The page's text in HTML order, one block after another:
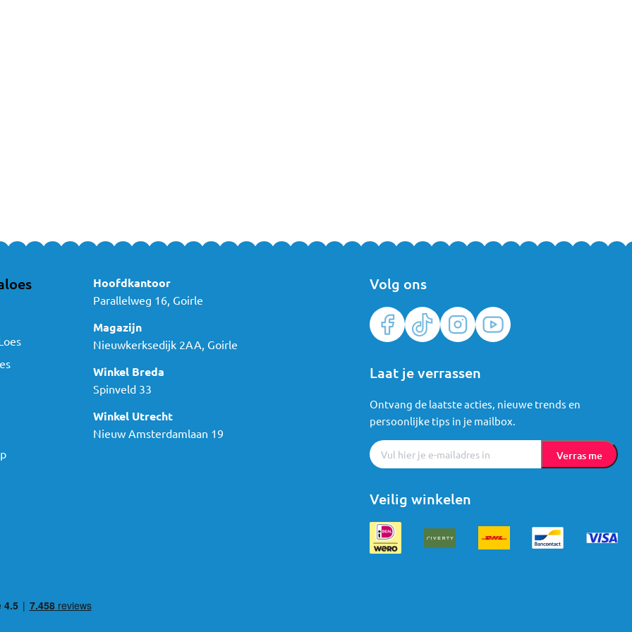
Hoofdkantoor
Parallelweg 16, Goirle
Magazijn
Nieuwkerksedijk 2AA, Goirle
Winkel Breda
Spinveld 33
Winkel Utrecht
Nieuw Amsterdamlaan 19
Volg ons
Veilig winkelen
Laat je verrassen
Ontvang de laatste acties, nieuwe trends en
persoonlijke tips in je mailbox.
Verras me